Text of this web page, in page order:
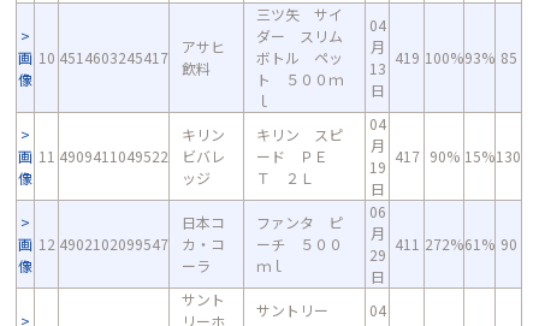
画
像
10 4514603245417
アサヒ
飲料
三ツ矢 サイ
ダー スリム
ボトル ペッ
ト ５００ｍ
ｌ
04
月
13
日
419 100%93% 85
画
像
11 4909411049522
キリン
ビバレ
ッジ
キリン スピ
ード ＰＥ
Ｔ ２Ｌ
04
月
19
日
417 90% 15%130
画
像
12 4902102099547
日本コ
カ・コ
ーラ
ファンタ ピ
ーチ ５００
ｍｌ
06
月
29
日
411 272%61% 90
サント
リーホ
サントリー
04